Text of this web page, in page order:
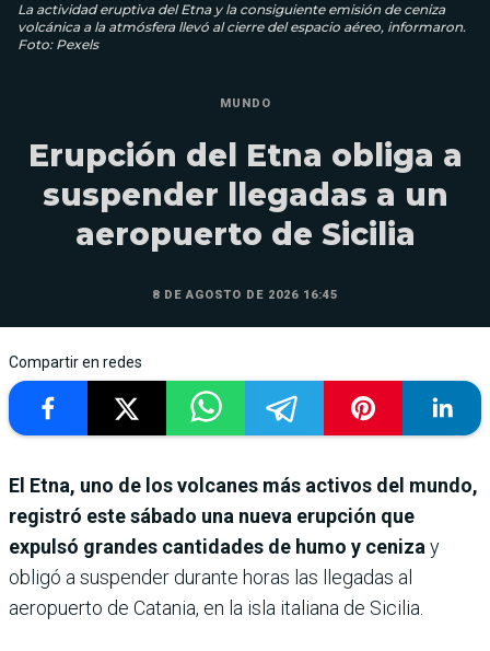
La actividad eruptiva del Etna y la consiguiente emisión de ceniza
volcánica a la atmósfera llevó al cierre del espacio aéreo, informaron.
Foto: Pexels
MUNDO
Erupción del Etna obliga a
suspender llegadas a un
aeropuerto de Sicilia
8 DE AGOSTO DE 2026 16:45
Compartir en redes
El Etna, uno de los volcanes más activos del mundo,
registró este sábado una nueva erupción que
expulsó grandes cantidades de humo y cenizay
obligó a suspender durante horas las llegadas al
aeropuerto de Catania, en la isla italiana de Sicilia.